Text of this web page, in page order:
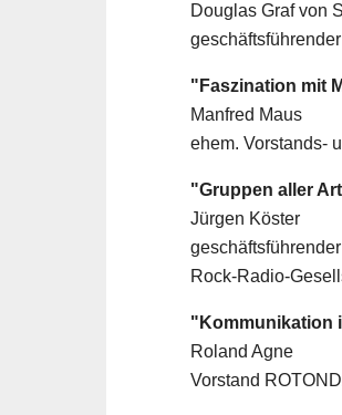
Douglas Graf von
"Faszination mit
Manfred Maus
ehem. Vorstands-
"Gruppen aller
Jürgen Köster
Rock-Radio-
"Kommunikation
Roland Agne
Vorstand